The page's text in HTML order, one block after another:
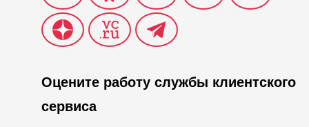
Оцените работу службы клиентского
сервиса